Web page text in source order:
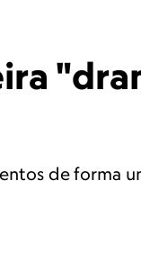
de forma